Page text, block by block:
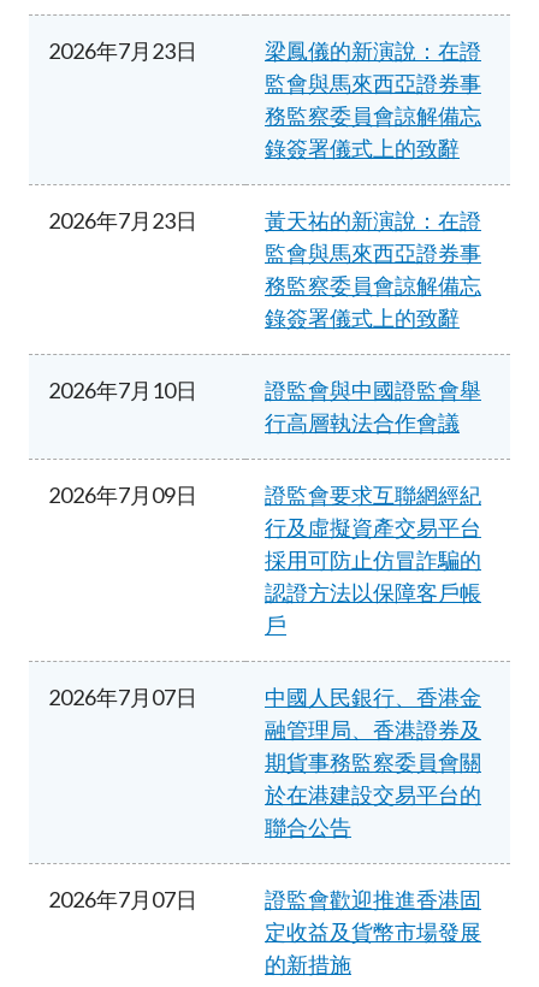
2026年7月23日
梁鳳儀的新演說：在證
監會與馬來西亞證券事
務監察委員會諒解備忘
錄簽署儀式上的致辭
2026年7月23日
黃天祐的新演說：在證
監會與馬來西亞證券事
務監察委員會諒解備忘
錄簽署儀式上的致辭
2026年7月10日
證監會與中國證監會舉
行高層執法合作會議
2026年7月09日
證監會要求互聯網經紀
行及虛擬資產交易平台
採用可防止仿冒詐騙的
認證方法以保障客戶帳
戶
2026年7月07日
中國人民銀行、香港金
融管理局、香港證券及
期貨事務監察委員會關
於在港建設交易平台的
聯合公告
2026年7月07日
證監會歡迎推進香港固
定收益及貨幣市場發展
的新措施